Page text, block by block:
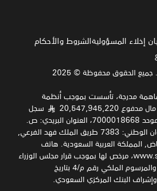
إخلاء المسؤوليةالشروط والأحكام
جميع الحقوق محفوظة © 2025
مدرجة، تأسست بموجب أنظمة
§
سجل
تجاري رقم 1010025779، رقم موحد 7000018668، العنوان البريدي: ص.
ب. 9084, الرياض 11413. العنوان الوطني: 7383 طريق الملك فهد الفرعي,
الياسمين, 13325 الرياض, المملكة العربية السعودية. هاتف
4050677 11 966+، www.sab.com، مرخص لها بموجب قرار مجلس الوزراء
رقم 198 بتاريخ 06/02/1398هـ والمرسوم الملكي رقم م/4 بتاريخ